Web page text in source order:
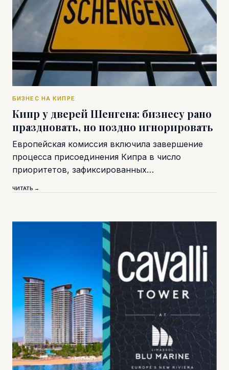
БИЗНЕС НА КИПРЕ
Кипр у дверей Шенгена: бизнесу рано
праздновать, но поздно игнорировать
Европейская комиссия включила завершение
процесса присоединения Кипра в число
приоритетов, зафиксированных…
ЧИТАТЬ →